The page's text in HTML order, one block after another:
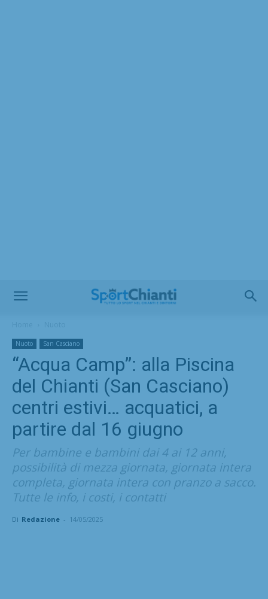
Nuoto San Casciano
“Acqua Camp”: alla Piscina
del Chianti (San Casciano)
centri estivi… acquatici, a
partire dal 16 giugno
Per bambine e bambini dai 4 ai 12 anni,
possibilità di mezza giornata, giornata intera
completa, giornata intera con pranzo a sacco.
Tutte le info, i costi, i contatti
Di Redazione - 14/05/2025